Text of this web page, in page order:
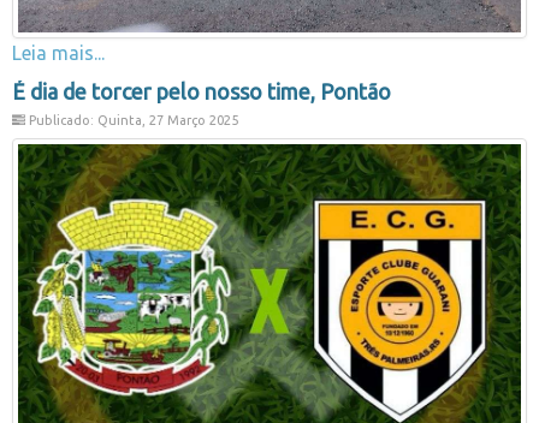
Leia mais...
É dia de torcer pelo nosso time, Pontão
Publicado: Quinta, 27 Março 2025